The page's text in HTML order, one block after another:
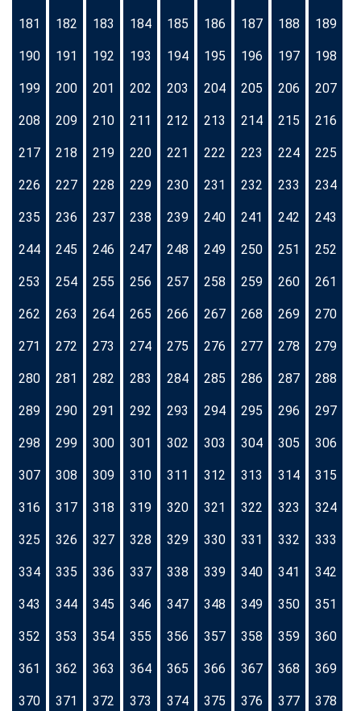
181 182 183 184 185 186 187 188 189
190 191 192 193 194 195 196 197 198
199 200 201 202 203 204 205 206 207
208 209 210 211 212 213 214 215 216
217 218 219 220 221 222 223 224 225
226 227 228 229 230 231 232 233 234
235 236 237 238 239 240 241 242 243
244 245 246 247 248 249 250 251 252
253 254 255 256 257 258 259 260 261
262 263 264 265 266 267 268 269 270
271 272 273 274 275 276 277 278 279
280 281 282 283 284 285 286 287 288
289 290 291 292 293 294 295 296 297
298 299 300 301 302 303 304 305 306
307 308 309 310 311 312 313 314 315
316 317 318 319 320 321 322 323 324
325 326 327 328 329 330 331 332 333
334 335 336 337 338 339 340 341 342
343 344 345 346 347 348 349 350 351
352 353 354 355 356 357 358 359 360
361 362 363 364 365 366 367 368 369
370 371 372 373 374 375 376 377 378